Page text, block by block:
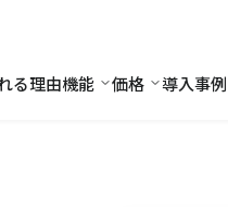
る理由機能 機能
価格 価格
導入事例